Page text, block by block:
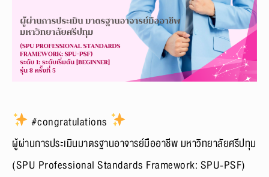
#congratulations
ผู้ผ่านการประเมินมาตรฐานอาจารย์มืออาชีพ มหาวิทยาลัยศรีปทุม
(SPU Professional Standards Framework: SPU-PSF)